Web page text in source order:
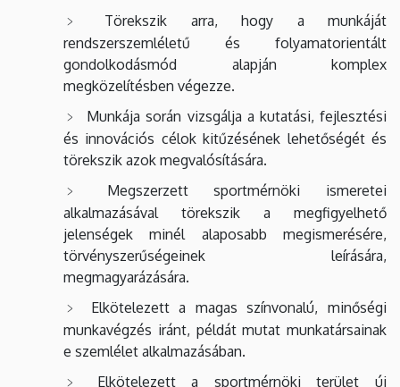
Törekszik arra, hogy a munkáját
rendszerszemléletű és folyamatorientált
gondolkodásmód alapján komplex
megközelítésben végezze.
Munkája során vizsgálja a kutatási, fejlesztési
és innovációs célok kitűzésének lehetőségét és
törekszik azok megvalósítására.
Megszerzett sportmérnöki ismeretei
alkalmazásával törekszik a megfigyelhető
jelenségek minél alaposabb megismerésére,
törvényszerűségeinek leírására,
megmagyarázására.
Elkötelezett a magas színvonalú, minőségi
munkavégzés iránt, példát mutat munkatársainak
e szemlélet alkalmazásában.
Elkötelezett a sportmérnöki terület új